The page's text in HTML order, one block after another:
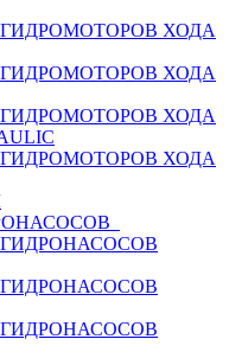
ХОДА
ХОДА
ХОДА
ХОДА